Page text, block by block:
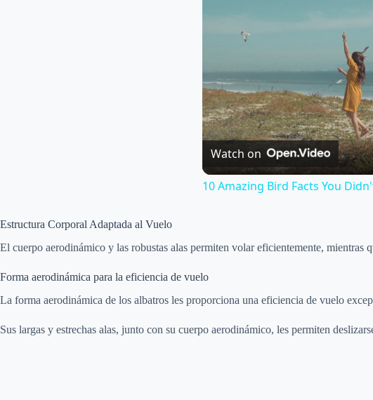
Watch on
10 Amazing Bird Facts You
Estructura Corporal Adaptada al Vuelo
El cuerpo aerodinámico y las robustas alas permiten volar eficientemente,
Forma aerodinámica para la eficiencia de vuelo
La forma aerodinámica de los albatros les proporciona una eficiencia de vuelo
Sus largas y estrechas alas, junto con su cuerpo aerodinámico, les permiten